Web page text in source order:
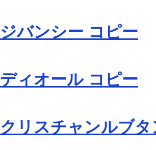
ジバンシー コピー
ディオール コピー
クリスチャンルブ